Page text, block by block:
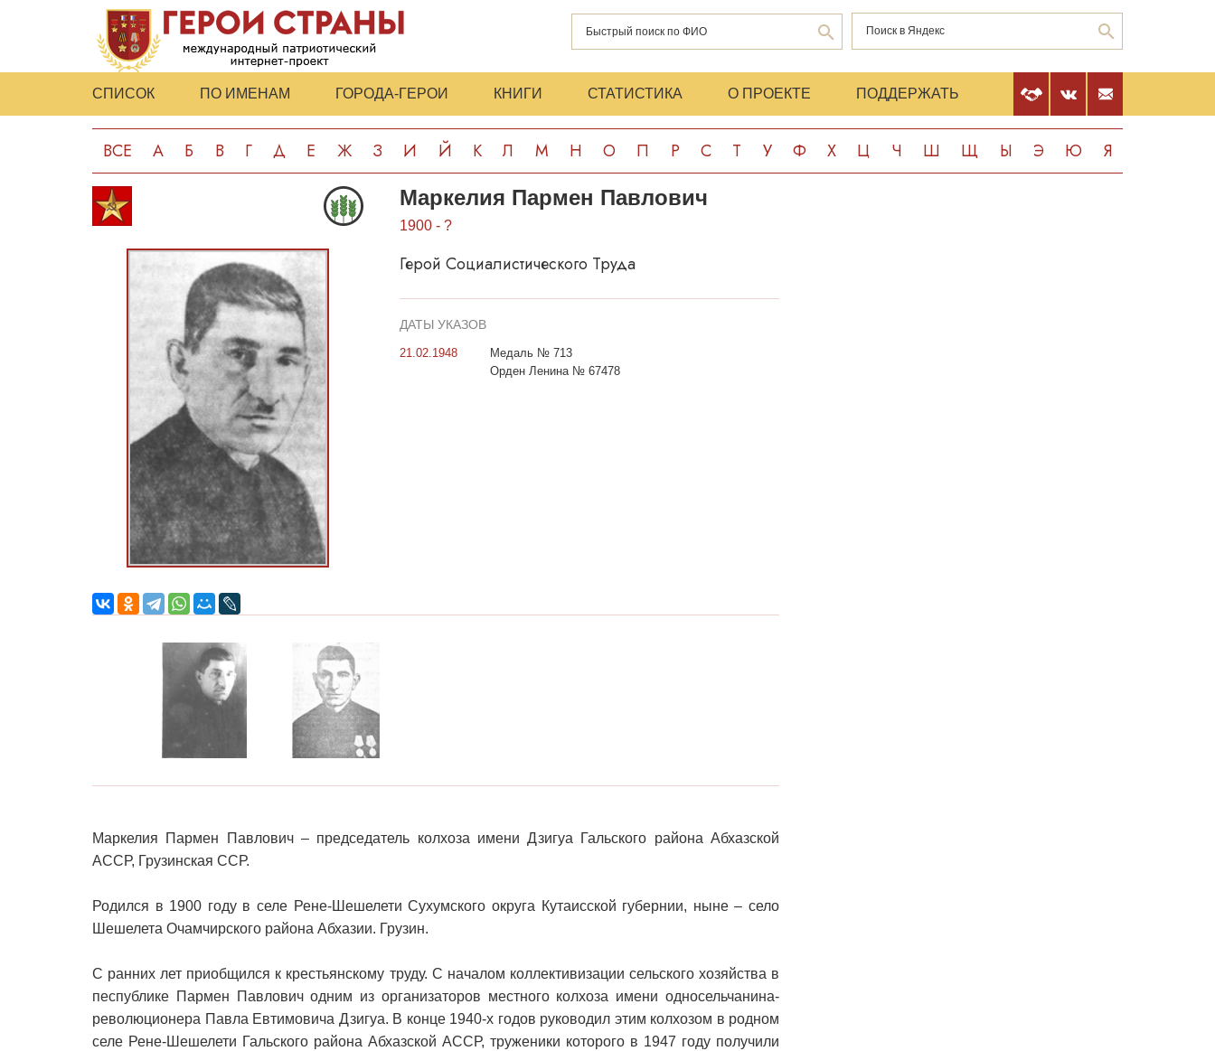
СПИСОК ПО ИМЕНАМ ГОРОДА-ГЕРОИ КНИГИ СТАТИСТИКА О ПРОЕКТЕ ПОДДЕРЖАТЬ
ВСЕ А Б В Г Д Е Ж З И Й К Л М Н О П Р С Т У Ф Х Ц Ч Ш Щ Ы Э Ю Я
Маркелия Пармен Павлович
1900 - ?
Герой Социалистического Труда
ДАТЫ УКАЗОВ
21.02.1948
Медаль № 713
Орден Ленина № 67478
Маркелия Пармен Павлович – председатель колхоза имени Дзигуа Гальского района Абхазской
АССР, Грузинская ССР.
Родился в 1900 году в селе Рене-Шешелети Сухумского округа Кутаисской губернии, ныне – село
Шешелета Очамчирского района Абхазии. Грузин.
С ранних лет приобщился к крестьянскому труду. С началом коллективизации сельского хозяйства в
песпублике Пармен Павлович одним из организаторов местного колхоза имени односельчанина-
революционера Павла Евтимовича Дзигуа. В конце 1940-х годов руководил этим колхозом в родном
селе Рене-Шешелети Гальского района Абхазской АССР, труженики которого в 1947 году получили